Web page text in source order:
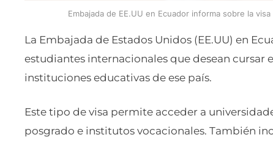
Embajada de EE.UU en Ecuador informa sobre la
La Embajada de Estados Unidos (EE.UU) en
estudiantes internacionales que desean cursar
instituciones educativas de ese país.
Este tipo de visa permite acceder a
posgrado e institutos vocacionales. También